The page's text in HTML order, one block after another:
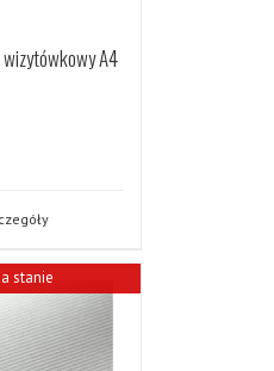
A4
stanie